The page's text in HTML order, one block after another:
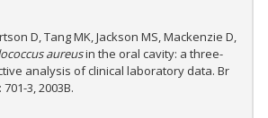
D, Tang MK, Jackson MS, Mackenzie D,
aureusin the oral cavity: a three-
analysis of clinical laboratory data. Br
701-3, 2003B.